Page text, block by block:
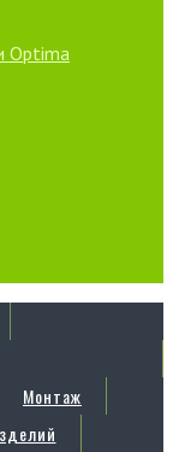
Optima
Монтаж